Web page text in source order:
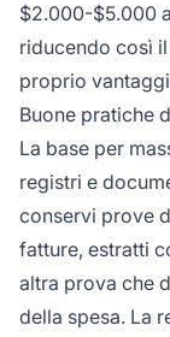
$2.000-$5.000
riducendo così
proprio
Buone pratiche
La base per
registri e
conservi prove
fatture, estratti
altra prova che
della spesa. La